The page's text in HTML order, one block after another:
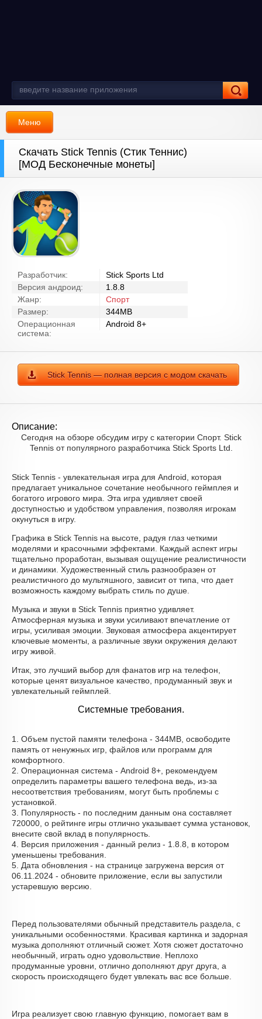
Меню
Скачать Stick Tennis (Стик Теннис)
[МОД Бесконечные монеты]
Разработчик:
Stick Sports Ltd
Версия андроид:
1.8.8
Жанр:
Спорт
Размер:
344MB
Операционная
система:
Android 8+
Stick Tennis — полная версия с модом скачать
Описание:
Сегодня на обзоре обсудим игру с категории Спорт. Stick
Tennis от популярного разработчика Stick Sports Ltd.
Stick Tennis - увлекательная игра для Android, которая
предлагает уникальное сочетание необычного геймплея и
богатого игрового мира. Эта игра удивляет своей
доступностью и удобством управления, позволяя игрокам
окунуться в игру.
Графика в Stick Tennis на высоте, радуя глаз четкими
моделями и красочными эффектами. Каждый аспект игры
тщательно проработан, вызывая ощущение реалистичности
и динамики. Художественный стиль разнообразен от
реалистичного до мультяшного, зависит от типа, что дает
возможность каждому выбрать стиль по душе.
Музыка и звуки в Stick Tennis приятно удивляет.
Атмосферная музыка и звуки усиливают впечатление от
игры, усиливая эмоции. Звуковая атмосфера акцентирует
ключевые моменты, а различные звуки окружения делают
игру живой.
Итак, это лучший выбор для фанатов игр на телефон,
которые ценят визуальное качество, продуманный звук и
увлекательный геймплей.
Системные требования.
1. Объем пустой памяти телефона - 344MB, освободите
память от ненужных игр, файлов или программ для
комфортного.
2. Операционная система - Android 8+, рекомендуем
определить параметры вашего телефона ведь, из-за
несоответствия требованиям, могут быть проблемы с
установкой.
3. Популярность - по последним данным она составляет
720000, о рейтинге игры отлично указывает сумма установок,
внесите свой вклад в популярность.
4. Версия приложения - данный релиз - 1.8.8, в котором
уменьшены требования.
5. Дата обновления - на странице загружена версия от
06.11.2024 - обновите приложение, если вы запустили
устаревшую версию.
Перед пользователями обычный представитель раздела, с
уникальными особенностями. Красивая картинка и задорная
музыка дополняют отличный сюжет. Хотя сюжет достаточно
необычный, играть одно удовольствие. Неплохо
продуманные уровни, отлично дополняют друг друга, а
скорость происходящего будет увлекать вас все больше.
Игра реализует свою главную функцию, помогает вам в